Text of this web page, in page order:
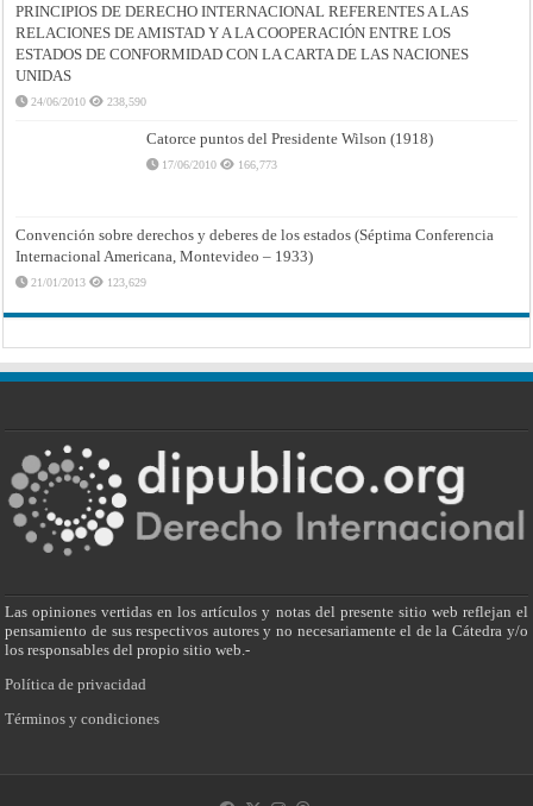
PRINCIPIOS DE DERECHO INTERNACIONAL REFERENTES A LAS
RELACIONES DE AMISTAD Y A LA COOPERACIÓN ENTRE LOS
ESTADOS DE CONFORMIDAD CON LA CARTA DE LAS NACIONES
UNIDAS
24/06/2010 238,590
Catorce puntos del Presidente Wilson (1918)
17/06/2010 166,773
Convención sobre derechos y deberes de los estados (Séptima Conferencia
Internacional Americana, Montevideo – 1933)
21/01/2013 123,629
Las opiniones vertidas en los artículos y notas del presente sitio web reflejan el
pensamiento de sus respectivos autores y no necesariamente el de la Cátedra y/o
los responsables del propio sitio web.-
Política de privacidad
Términos y condiciones